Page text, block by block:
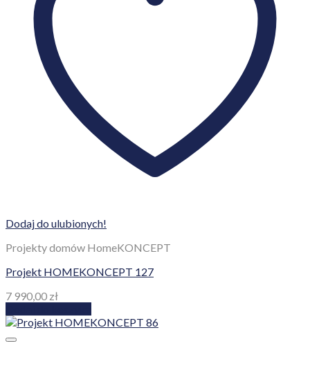
Dodaj do ulubionych!
Projekty domów HomeKONCEPT
Projekt HOMEKONCEPT 127
7 990,00 zł